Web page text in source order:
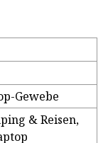
Gewebe
& Reisen,